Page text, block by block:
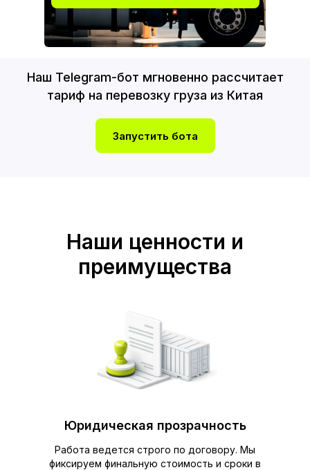
Наш Telegram-бот мгновенно рассчитает
тариф на перевозку груза из Китая
Запустить бота
Наши ценности и
преимущества
Юридическая прозрачность
Работа ведется строго по договору. Мы
фиксируем финальную стоимость и сроки в